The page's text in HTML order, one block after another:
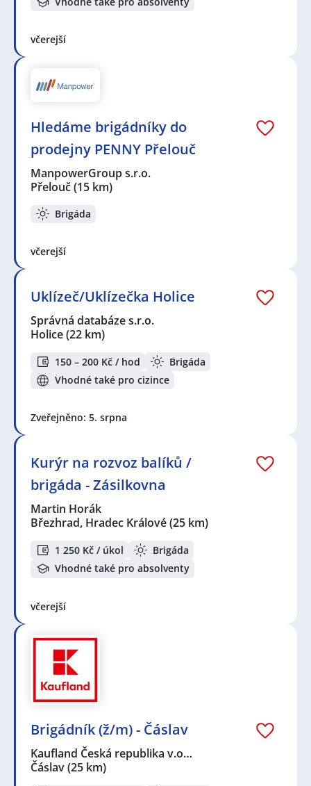
včerejší
Hledáme brigádníky do
prodejny PENNY Přelouč
ManpowerGroup s.r.o.
Přelouč(15 km)
Brigáda
včerejší
Uklízeč/Uklízečka Holice
Správná databáze s.r.o.
Holice(22 km)
150 – 200 Kč / hod
Brigáda
Vhodné také pro cizince
Zveřejněno: 5. srpna
Kurýr na rozvoz balíků /
brigáda - Zásilkovna
Martin Horák
Březhrad, Hradec Králové(25 km)
1 250 Kč / úkol
Brigáda
Vhodné také pro absolventy
včerejší
Brigádník (ž/m) - Čáslav
Kaufland Česká republika v.o…
Čáslav(25 km)